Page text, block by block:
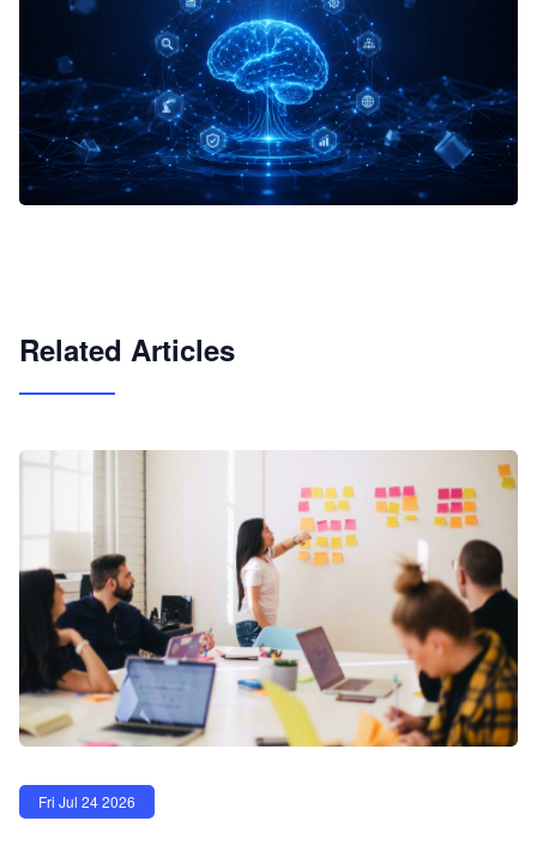
Related Articles
Fri Jul 24 2026